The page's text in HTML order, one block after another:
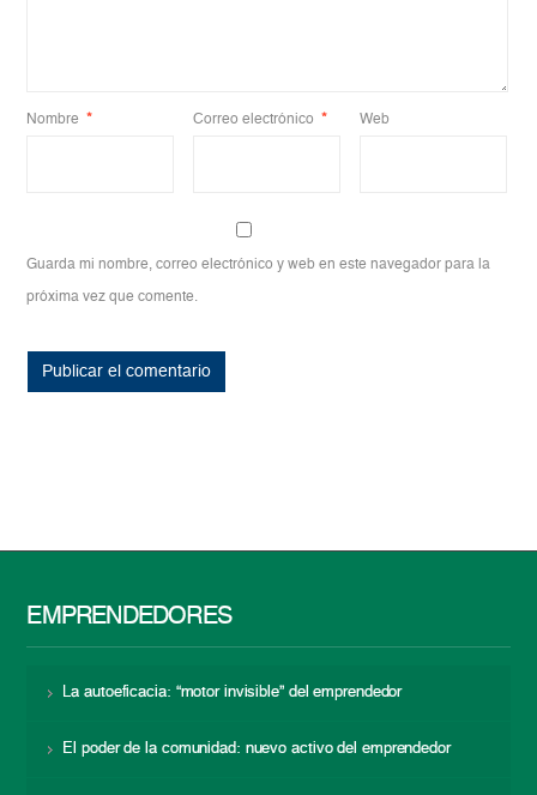
Nombre * Correo electrónico * Web
Guarda mi nombre, correo electrónico y web en este navegador para la
próxima vez que comente.
EMPRENDEDORES
La autoeficacia: “motor invisible” del emprendedor
El poder de la comunidad: nuevo activo del emprendedor